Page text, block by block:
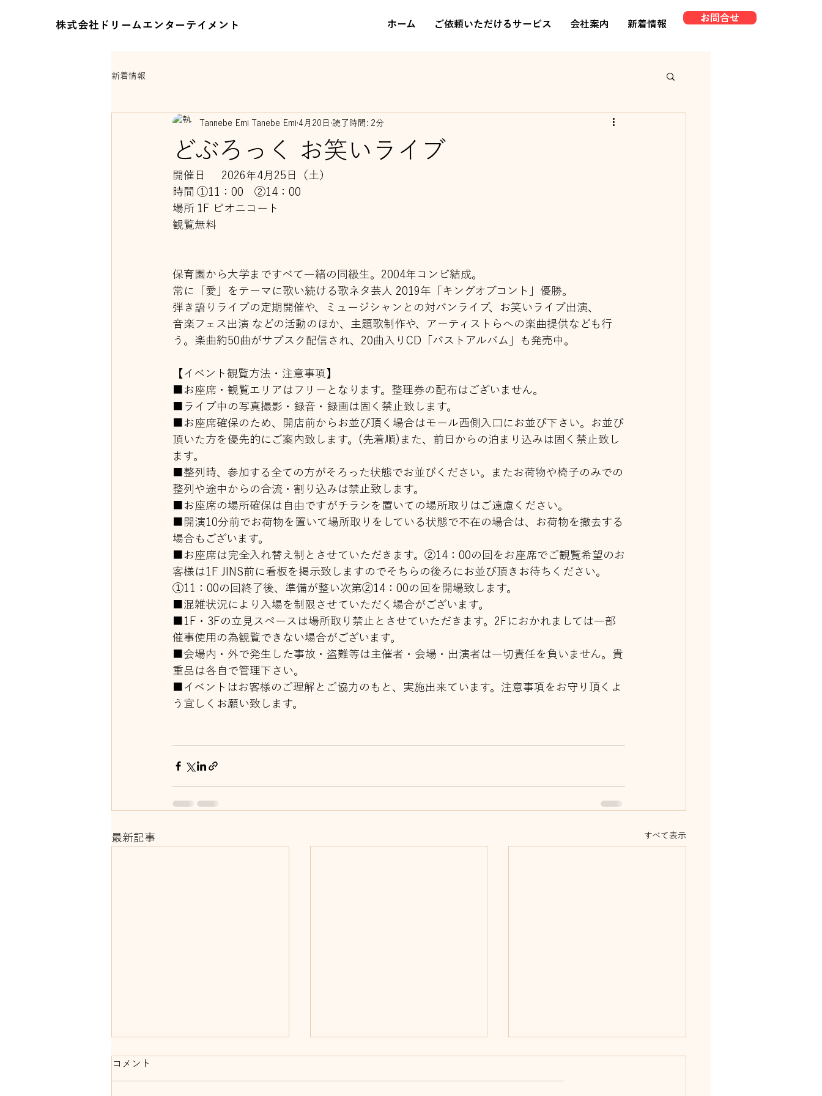
株式会社ドリームエンターテイメント ホーム ご依頼いただけるサービス 会社案内 新着情報
お問合せ
新着情報
どぶろっく お笑いライブ
Tannebe Emi Tanebe Emi 4月20日 読了時間: 2分
開催日	2026年4月25日（土）
時間	①11：00　②14：00
場所	1F ピオニコート
観覧無料
保育園から大学まですべて一緒の同級生。2004年コンビ結成。
常に「愛」をテーマに歌い続ける歌ネタ芸人 2019年「キングオブコント」優勝。
弾き語りライブの定期開催や、ミュージシャンとの対バンライブ、お笑いライブ出演、
音楽フェス出演 などの活動のほか、主題歌制作や、アーティストらへの楽曲提供なども行
う。楽曲約50曲がサブスク配信され、20曲入りCD「バストアルバム」も発売中。
【イベント観覧方法・注意事項】
■お座席・観覧エリアはフリーとなります。整理券の配布はございません。
■ライブ中の写真撮影・録音・録画は固く禁止致します。
■お座席確保のため、開店前からお並び頂く場合はモール西側入口にお並び下さい。お並び
頂いた方を優先的にご案内致します。(先着順)また、前日からの泊まり込みは固く禁止致し
ます。
■整列時、参加する全ての方がそろった状態でお並びください。またお荷物や椅子のみでの
整列や途中からの合流・割り込みは禁止致します。
■お座席の場所確保は自由ですがチラシを置いての場所取りはご遠慮ください。
■開演10分前でお荷物を置いて場所取りをしている状態で不在の場合は、お荷物を撤去する
場合もございます。
■お座席は完全入れ替え制とさせていただきます。②14：00の回をお座席でご観覧希望のお
客様は1F JINS前に看板を掲示致しますのでそちらの後ろにお並び頂きお待ちください。
①11：00の回終了後、準備が整い次第②14：00の回を開場致します。
■混雑状況により入場を制限させていただく場合がございます。
■1F・3Fの立見スペースは場所取り禁止とさせていただきます。2Fにおかれましては一部
催事使用の為観覧できない場合がございます。
■会場内・外で発生した事故・盗難等は主催者・会場・出演者は一切責任を負いません。貴
重品は各自で管理下さい。
■イベントはお客様のご理解とご協力のもと、実施出来ています。注意事項をお守り頂くよ
う宜しくお願い致します。
最新記事 すべて表示
コメント